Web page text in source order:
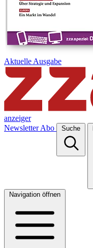
Aktuelle Ausgabe
anzeiger
Newsletter Abo Suche
Navigation öffnen